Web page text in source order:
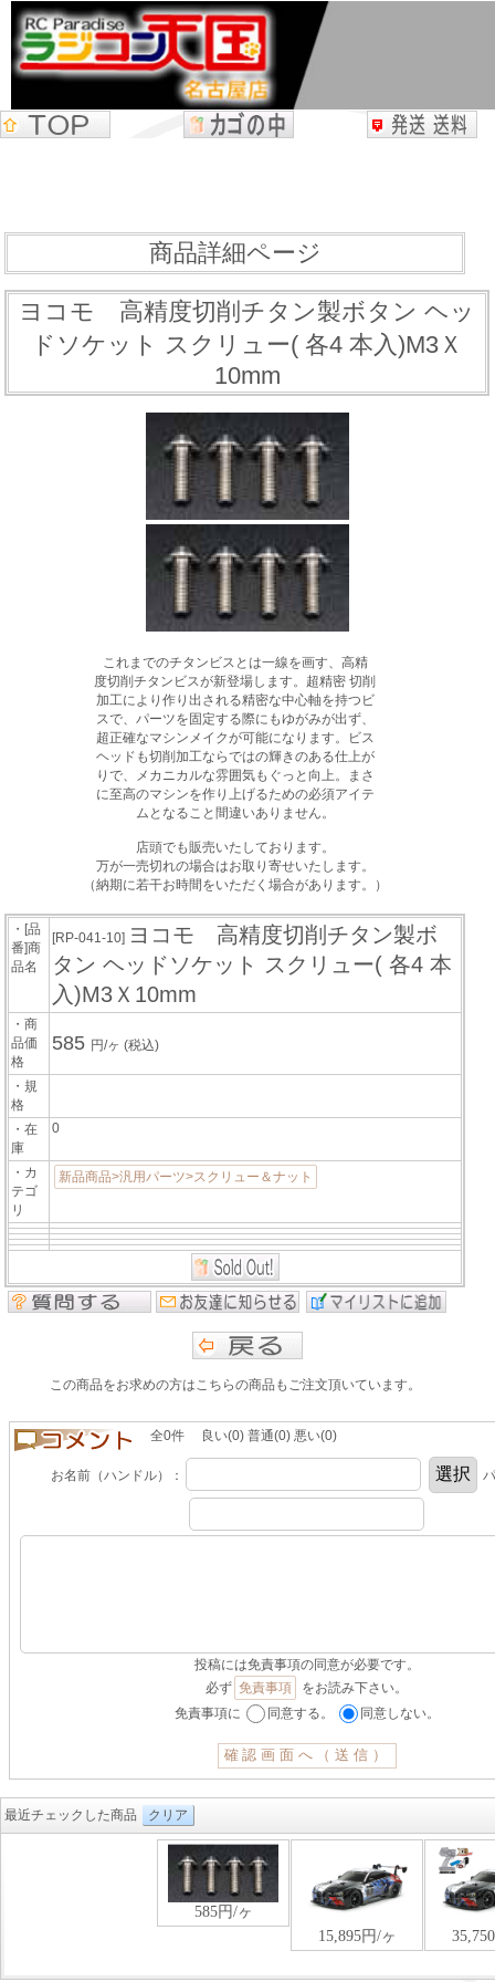
商品詳細ページ
ヨコモ 高精度切削チタン製ボタン ヘッ
ドソケット スクリュー( 各4 本入)M3Ｘ
10mm
これまでのチタンビスとは一線を画す、高精
度切削チタンビスが新登場します。超精密 切削
加工により作り出される精密な中心軸を持つビ
スで、パーツを固定する際にもゆがみが出ず、
超正確なマシンメイクが可能になります。ビス
ヘッドも切削加工ならではの輝きのある仕上が
りで、メカニカルな雰囲気もぐっと向上。まさ
に至高のマシンを作り上げるための必須アイテ
ムとなること間違いありません。
店頭でも販売いたしております。
万が一売切れの場合はお取り寄せいたします。
（納期に若干お時間をいただく場合があります。）
・[品
番]商
品名
[RP-041-10] ヨコモ 高精度切削チタン製ボ
タン ヘッドソケット スクリュー( 各4 本
入)M3Ｘ10mm
・商
品価
格
585 円/ヶ(税込)
・規
格
・在
庫
0
・カ
テゴ
リ
新品商品>汎用パーツ>スクリュー＆ナット
この商品をお求めの方はこちらの商品もご注文頂いています。
全0件 良い(0) 普通(0) 悪い(0)
お名前（ハンドル）：
投稿には免責事項の同意が必要です。
必ず 免責事項
をお読み下さい。
免責事項に
同意する。 同意しない。
最近チェックした商品 クリア